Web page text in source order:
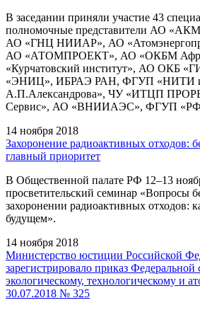
В заседании приняли участие 43
полномочные представители АО
АО «ГНЦ НИИАР», АО
АО «АТОМПРОЕКТ», АО «ОКБМ
«Курчатовский институт», АО ОКБ
«ЭНИЦ», ИБРАЭ РАН, ФГУП «НИТИ
А.П.Александрова», ЧУ «ИТЦП
Сервис», АО «ВНИИАЭС», ФГУП
14 ноября 2018
Захоронение радиоактивных отходов:
главный приоритет
В Общественной палате РФ 12–13
просветительский семинар «Вопросы
захоронении радиоактивных отходов:
будущем».
14 ноября 2018
Министерство юстиции Российской
зарегистрировало приказ
экологическому, технологическому и
30.07.2018 № 325